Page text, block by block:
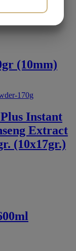
(10mm)
Instant
Extract
(10x17gr.)